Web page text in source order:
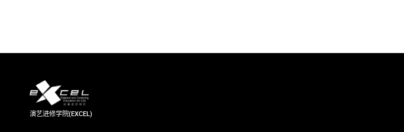
演艺进修学院(EXCEL)